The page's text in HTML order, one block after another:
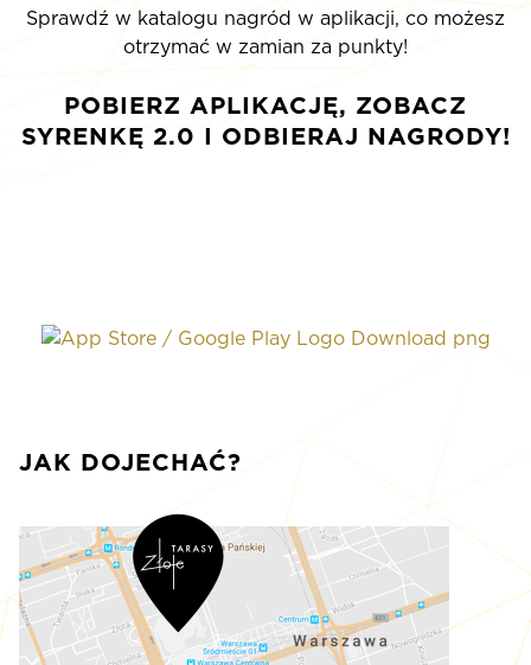
Sprawdź w katalogu nagród w aplikacji, co możesz
otrzymać w zamian za punkty!
POBIERZ APLIKACJĘ, ZOBACZ
SYRENKĘ 2.0 I ODBIERAJ NAGRODY!
JAK DOJECHAĆ?